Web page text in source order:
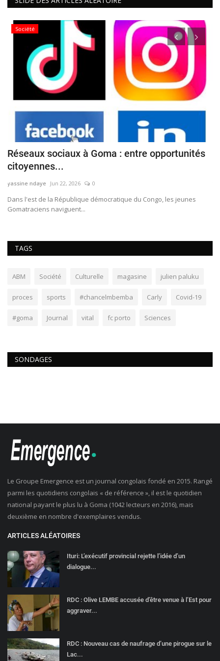
Société
Réseaux sociaux à Goma : entre opportunités
citoyennes...
yassine ndaye Jun 22, 2026 0
Dans l'est de la République démocratique du Congo, les jeunes
Gomatraciens naviguent...
TAGS
ABM Société Culturelle magasine julien paluku
proces sports #chancelmbemba Carly Covid-19
#goma Journal vital fc porto Sciences
SONDAGES
Le Groupe Emergence est un journal congolais fondé en 2015. Rangé
parmi les quotidiens congolais « de référence », il est le quotidien
national payant le plus lu à Goma (1042 lecteurs en 2016), mais
deuxième en nombre d'exemplaires vendus.
ARTICLES ALÉATOIRES
Ituri: L’exécutif provincial rejette l’idée d’un
dialogue...
RDC : Olive LEMBE accusée d’être venue à l’Est pour
aggraver...
RDC : Nouveau cas de naufrage d’une pirogue sur le
Lac...